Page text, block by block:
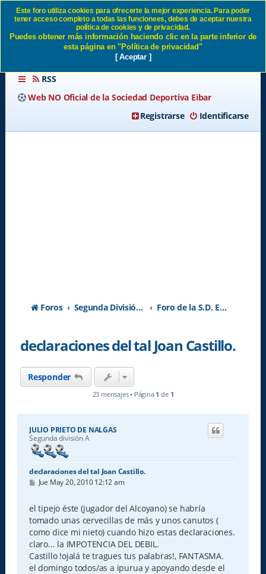
declaraciones del tal Joan
Castillo. SD Eibar
RSS
Web NO Oficial de la Sociedad Deportiva Eibar
Identificarse
Registrarse
Foros Segunda División A - Temporada 2026-2027 Foro de la S.D. Eibar
declaraciones del tal Joan Castillo.
Responder
23 mensajes • Página 1 de 1
JULIO PRIETO DE NALGAS
Segunda división A
declaraciones del tal Joan Castillo.
M
s
a
j
e
Jue May 20, 2010 12:12 am
el tipejo éste (jugador del Alcoyano) se habría
tomado unas cervecillas de más y unos canutos (
como dice mi nieto) cuando hizo estas declaraciones.
claro... la IMPOTENCIA DEL DEBIL.
Castillo !ojalá te tragues tus palabras!, FANTASMA.
el domingo todos/as a ipurua y apoyando desde el
Este foro utiliza cookies para ofrecerte la mejor experiencia. Para poder
tener acceso completo a todas las funcionees, debes de aceptar nuestra
política de cookies y de privacidad.
Puedes obtener más información haciendo clic en la parte inferior de
esta página en "Política de privacidad"
[ Aceptar ]